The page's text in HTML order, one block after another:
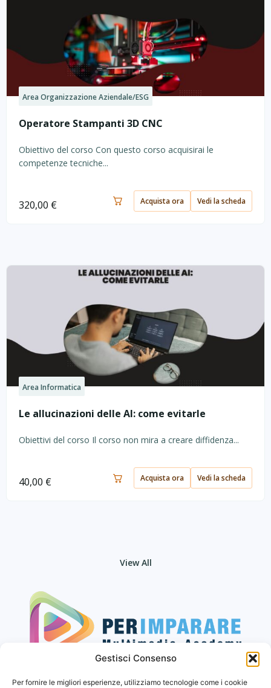
Gestisci Consenso
Per fornire le migliori esperienze, utilizziamo tecnologie come i cookie
Area Organizzazione Aziendale/ESG
Operatore Stampanti 3D CNC
Obiettivo del corso Con questo corso acquisirai le
competenze tecniche...
320,00 € Acquista ora Vedi la scheda
Area Informatica
Le allucinazioni delle AI: come evitarle
Obiettivi del corso Il corso non mira a creare diffidenza...
40,00 € Acquista ora Vedi la scheda
View All